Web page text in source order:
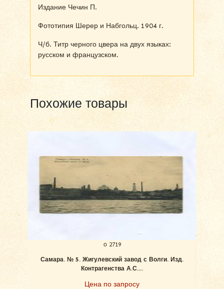
Издание Чечин П.
Фототипия Шерер и Набгольц. 1904 г.
Ч/б. Титр черного цвера на двух языках:
русском и французском.
Похожие товары
о 2719
Самара. № 5. Жигулевский завод с Волги. Изд.
Контрагенства А.С....
Цена по запросу